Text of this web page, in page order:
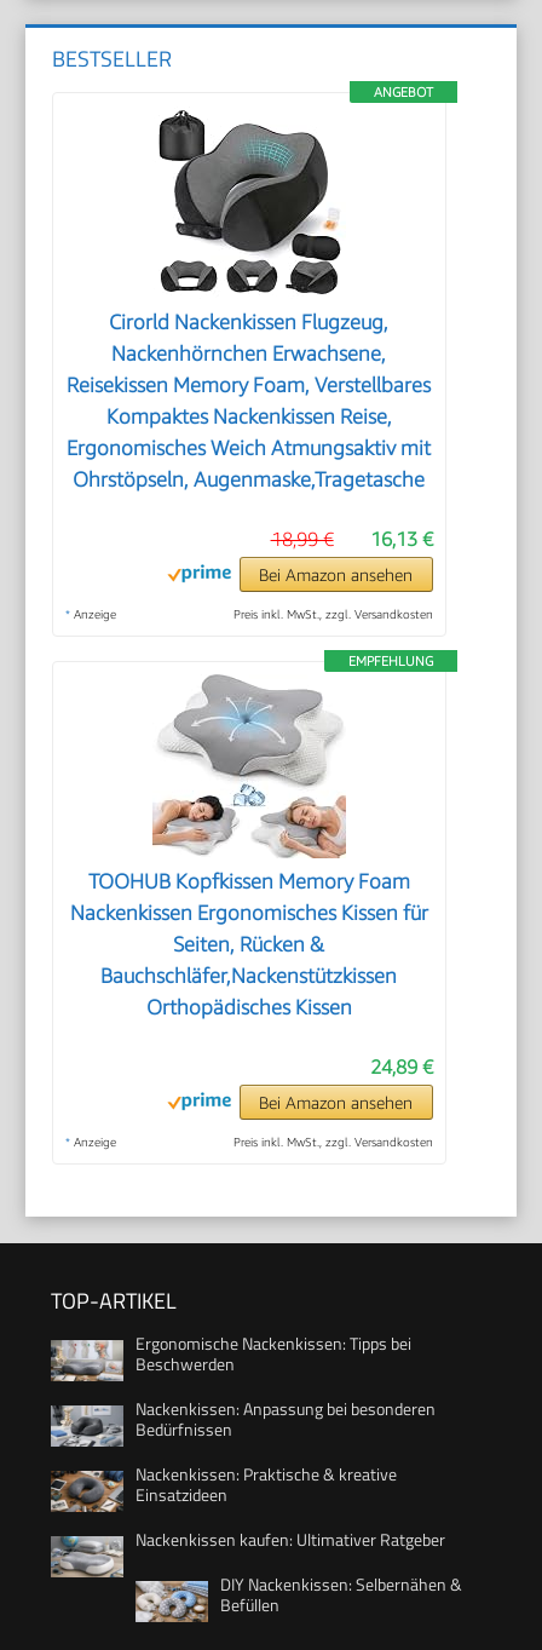
BESTSELLER
ANGEBOT
Cirorld Nackenkissen Flugzeug,
Nackenhörnchen Erwachsene,
Reisekissen Memory Foam, Verstellbares
Kompaktes Nackenkissen Reise,
Ergonomisches Weich Atmungsaktiv mit
Ohrstöpseln, Augenmaske,Tragetasche
16,13 €
18,99 €
Bei Amazon ansehen
* Anzeige Preis inkl. MwSt., zzgl. Versandkosten
EMPFEHLUNG
TOOHUB Kopfkissen Memory Foam
Nackenkissen Ergonomisches Kissen für
Seiten, Rücken &
Bauchschläfer,Nackenstützkissen
Orthopädisches Kissen
24,89 €
Bei Amazon ansehen
* Anzeige Preis inkl. MwSt., zzgl. Versandkosten
TOP-ARTIKEL
Ergonomische Nackenkissen: Tipps bei
Beschwerden
Nackenkissen: Anpassung bei besonderen
Bedürfnissen
Nackenkissen: Praktische & kreative
Einsatzideen
Nackenkissen kaufen: Ultimativer Ratgeber
DIY Nackenkissen: Selbernähen &
Befüllen